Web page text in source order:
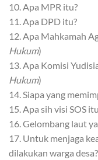
10. Apa MPR itu?
11. Apa DPD itu?
12. Apa Mahkamah
Hukum)
13. Apa Komisi
Hukum)
14. Siapa yang
15. Apa sih visi SOS
16. Gelombang laut
17. Untuk menjaga
dilakukan warga desa?